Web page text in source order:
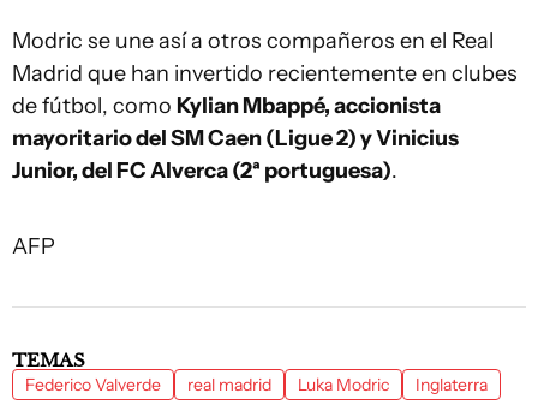
Modric se une así a otros compañeros en el Real
Madrid que han invertido recientemente en clubes
de fútbol, como Kylian Mbappé, accionista
mayoritario del SM Caen (Ligue 2) y Vinicius
Junior, del FC Alverca (2ª portuguesa).
AFP
TEMAS
Federico Valverde real madrid Luka Modric Inglaterra